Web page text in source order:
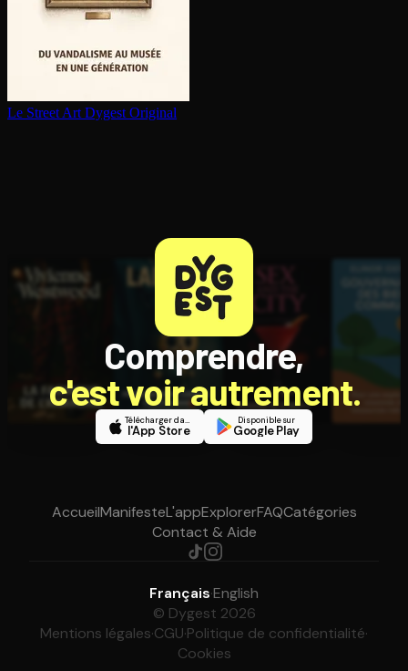
Le Street Art Dygest Original
Comprendre,
c'est voir autrement.
Télécharger dans
l'App Store
Disponible sur
Google Play
AccueilManifesteL'appExplorerFAQCatégories
Contact & Aide
Français·English
© Dygest 2026
Mentions légales·CGU·Politique de confidentialité·
Cookies